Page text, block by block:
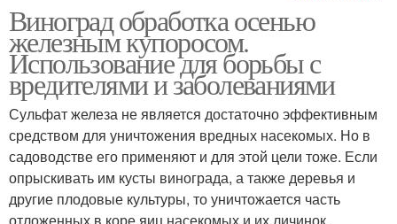
Купорос для растений Купорос в садоводстве
Купорос для винограда Медные купоросы
Виноград обработка осенью
железным купоросом.
Использование для борьбы с
вредителями и заболеваниями
Сульфат железа не является достаточно эффективным
средством для уничтожения вредных насекомых. Но в
садоводстве его применяют и для этой цели тоже. Если
опрыскивать им кусты винограда, а также деревья и
другие плодовые культуры, то уничтожается часть